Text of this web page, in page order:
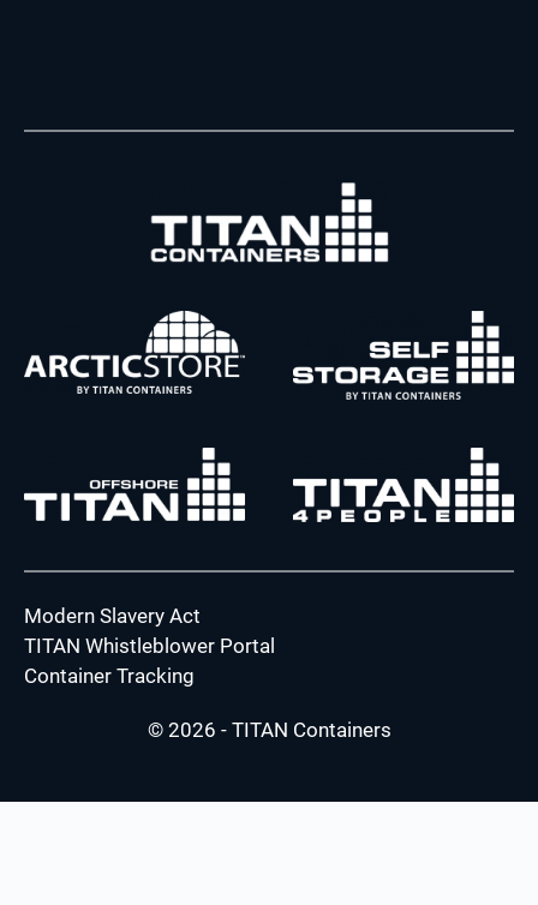
Modern Slavery Act
TITAN Whistleblower Portal
Container Tracking
© 2026 - TITAN Containers